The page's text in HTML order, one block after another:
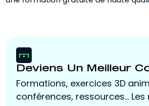
Deviens Un Meilleur
Formations, exercices 3D
conférences, ressources... Les